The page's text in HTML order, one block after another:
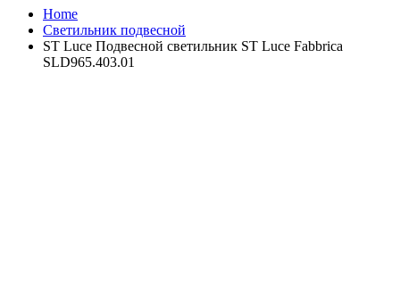
Home
Светильник подвесной
ST Luce Подвесной светильник ST Luce Fabbrica
SLD965.403.01